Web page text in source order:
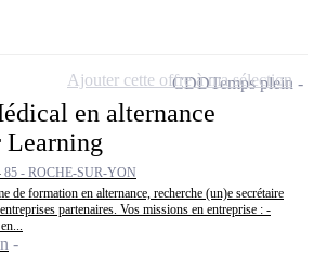
en alternance
Learning
85 - ROCHE-SUR-YON
de formation en alternance, recherche (un)e secrétaire
partenaires. Vos missions en entreprise : -
CDDTemps plein
Ajouter cette offre à ma sélection